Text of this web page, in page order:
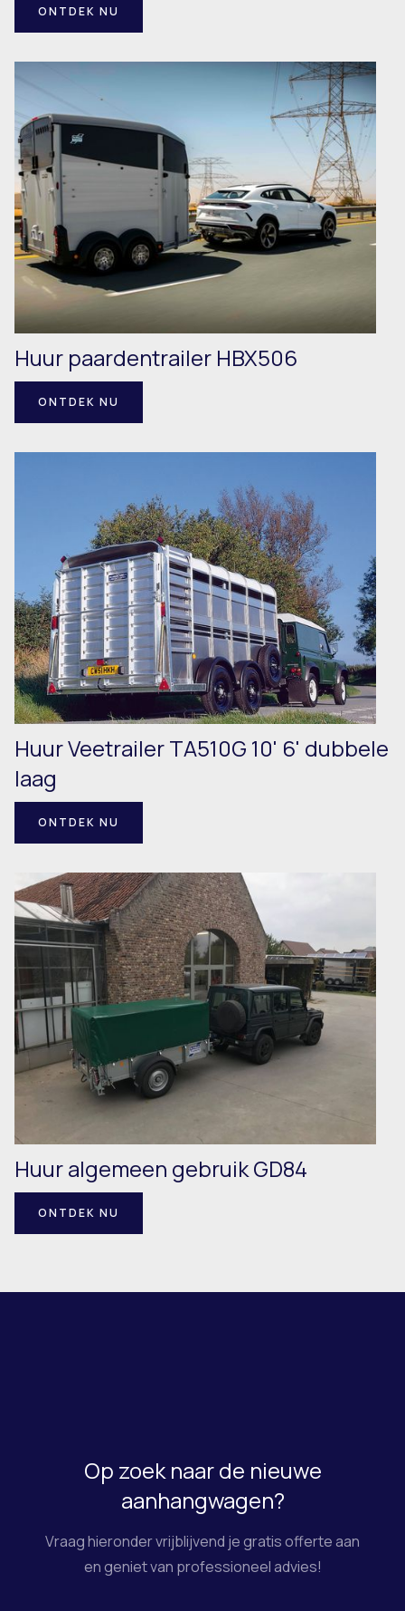
ONTDEK NU
Huur paardentrailer HBX506
ONTDEK NU
Huur Veetrailer TA510G 10' 6' dubbele
laag
ONTDEK NU
Huur algemeen gebruik GD84
ONTDEK NU
Op zoek naar de nieuwe
aanhangwagen?
Vraag hieronder vrijblijvend je gratis offerte aan
en geniet van professioneel advies!